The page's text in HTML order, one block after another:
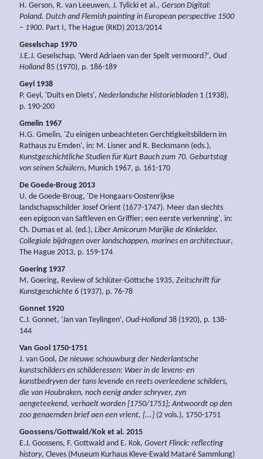
H. Gerson, R. van Leeuwen, J. Tylicki et al., Gerson Digital:
Poland. Dutch and Flemish painting in European perspective 1500
– 1900. Part I, The Hague (RKD) 2013/2014
Geselschap 1970
J.E.J. Geselschap, 'Werd Adriaen van der Spelt vermoord?', Oud
Holland 85 (1970), p. 186-189
Geyl 1938
P. Geyl, 'Duits en Diets', Nederlandsche Historiebladen 1 (1938),
p. 190-200
Gmelin 1967
H.G. Gmelin, 'Zu einigen unbeachteten Gerchtigkeitsbildern im
Rathaus zu Emden', in: M. Lisner and R. Becksmann (eds.),
Kunstgeschichtliche Studien für Kurt Bauch zum 70. Geburtstag
von seinen Schülern, Munich 1967, p. 161-170
De Goede-Broug 2013
U. de Goede-Broug, 'De Hongaars-Oostenrijkse
landschapsschilder Josef Orient (1677-1747). Meer dan slechts
een epigoon van Saftleven en Griffier; een eerste verkenning', in:
Ch. Dumas et al. (ed.), Liber Amicorum Marijke de Kinkelder.
Collegiale bijdragen over landschappen, marines en architectuur,
The Hague 2013, p. 159-174
Goering 1937
M. Goering, Review of Schlüter-Göttsche 1935, Zeitschrift für
Kunstgeschichte 6 (1937), p. 76-78
Gonnet 1920
C.J. Gonnet, ‘Jan van Teylingen’, Oud-Holland 38 (1920), p. 138-
144
Van Gool 1750-1751
J. van Gool, De nieuwe schouwburg der Nederlantsche
kunstschilders en schilderessen: Waer in de levens- en
kunstbedryven der tans levende en reets overleedene schilders,
die van Houbraken, noch eenig ander schryver, zyn
aengeteekend, verhaelt worden [1750/1751]; Antwoordt op den
zoo genaemden brief aen een vrient, [...] (2 vols.), 1750-1751
Goossens/Gottwald/Kok et al. 2015
E.J. Goossens, F. Gottwald and E. Kok, Govert Flinck: reflecting
history, Cleves (Museum Kurhaus Kleve-Ewald Mataré Sammlung)